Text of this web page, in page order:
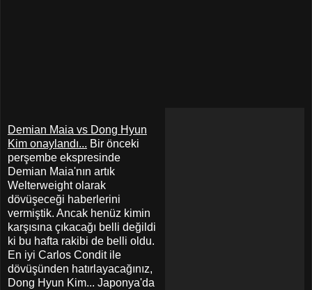
Demian Maia vs Dong Hyun
Kim onaylandı... Bir önceki
perşembe ekspresinde
Demian Maia'nın artık
Welterweight olarak
dövüşeceği haberlerini
vermiştik. Ancak henüz kimin
karşısına çıkacağı belli değildi
ki bu hafta rakibi de belli oldu.
En iyi Carlos Condit ile
dövüşünden hatırlayacağınız,
Dong Hyun Kim... Japonya'da